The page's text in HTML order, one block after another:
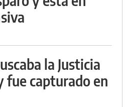
la Justicia
fue capturado en